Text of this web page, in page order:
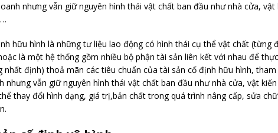
nhưng vẫn giữ nguyên hình thái vật chất ban đầu như nhà cửa,
hữu hình là những tư liệu lao động có hình thái cụ thể vật chất (từng
là một hệ thống gồm nhiều bộ phận tài sản liên kết với nhau để
nhất định) thoả mãn các tiêu chuẩn của tài sản cố định hữu hình, tham
nhưng vẫn giữ nguyên hình thái vật chất ban đầu như nhà cửa, vật
thay đổi hình dạng, giá trị,bản chất trong quá trình nâng cấp, sửa